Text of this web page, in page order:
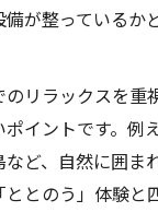
が整っているか
のリラックスを重
イントです。例
ど、自然に囲ま
とのう」体験と